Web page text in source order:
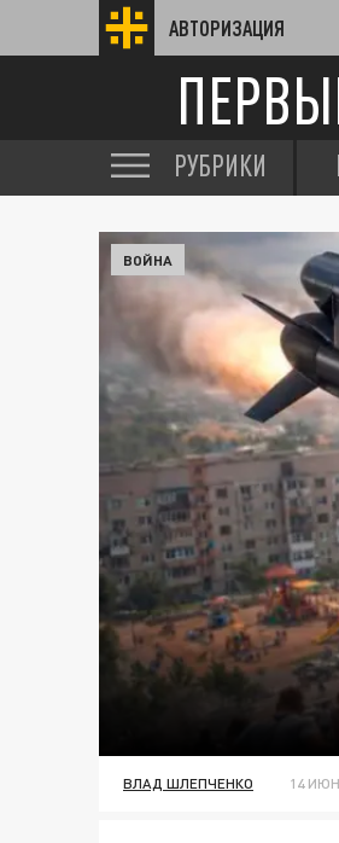
АВТОРИЗАЦИЯ
РУБРИКИ
ВОЙНА
ВЛАД ШЛЕПЧЕНКО 14